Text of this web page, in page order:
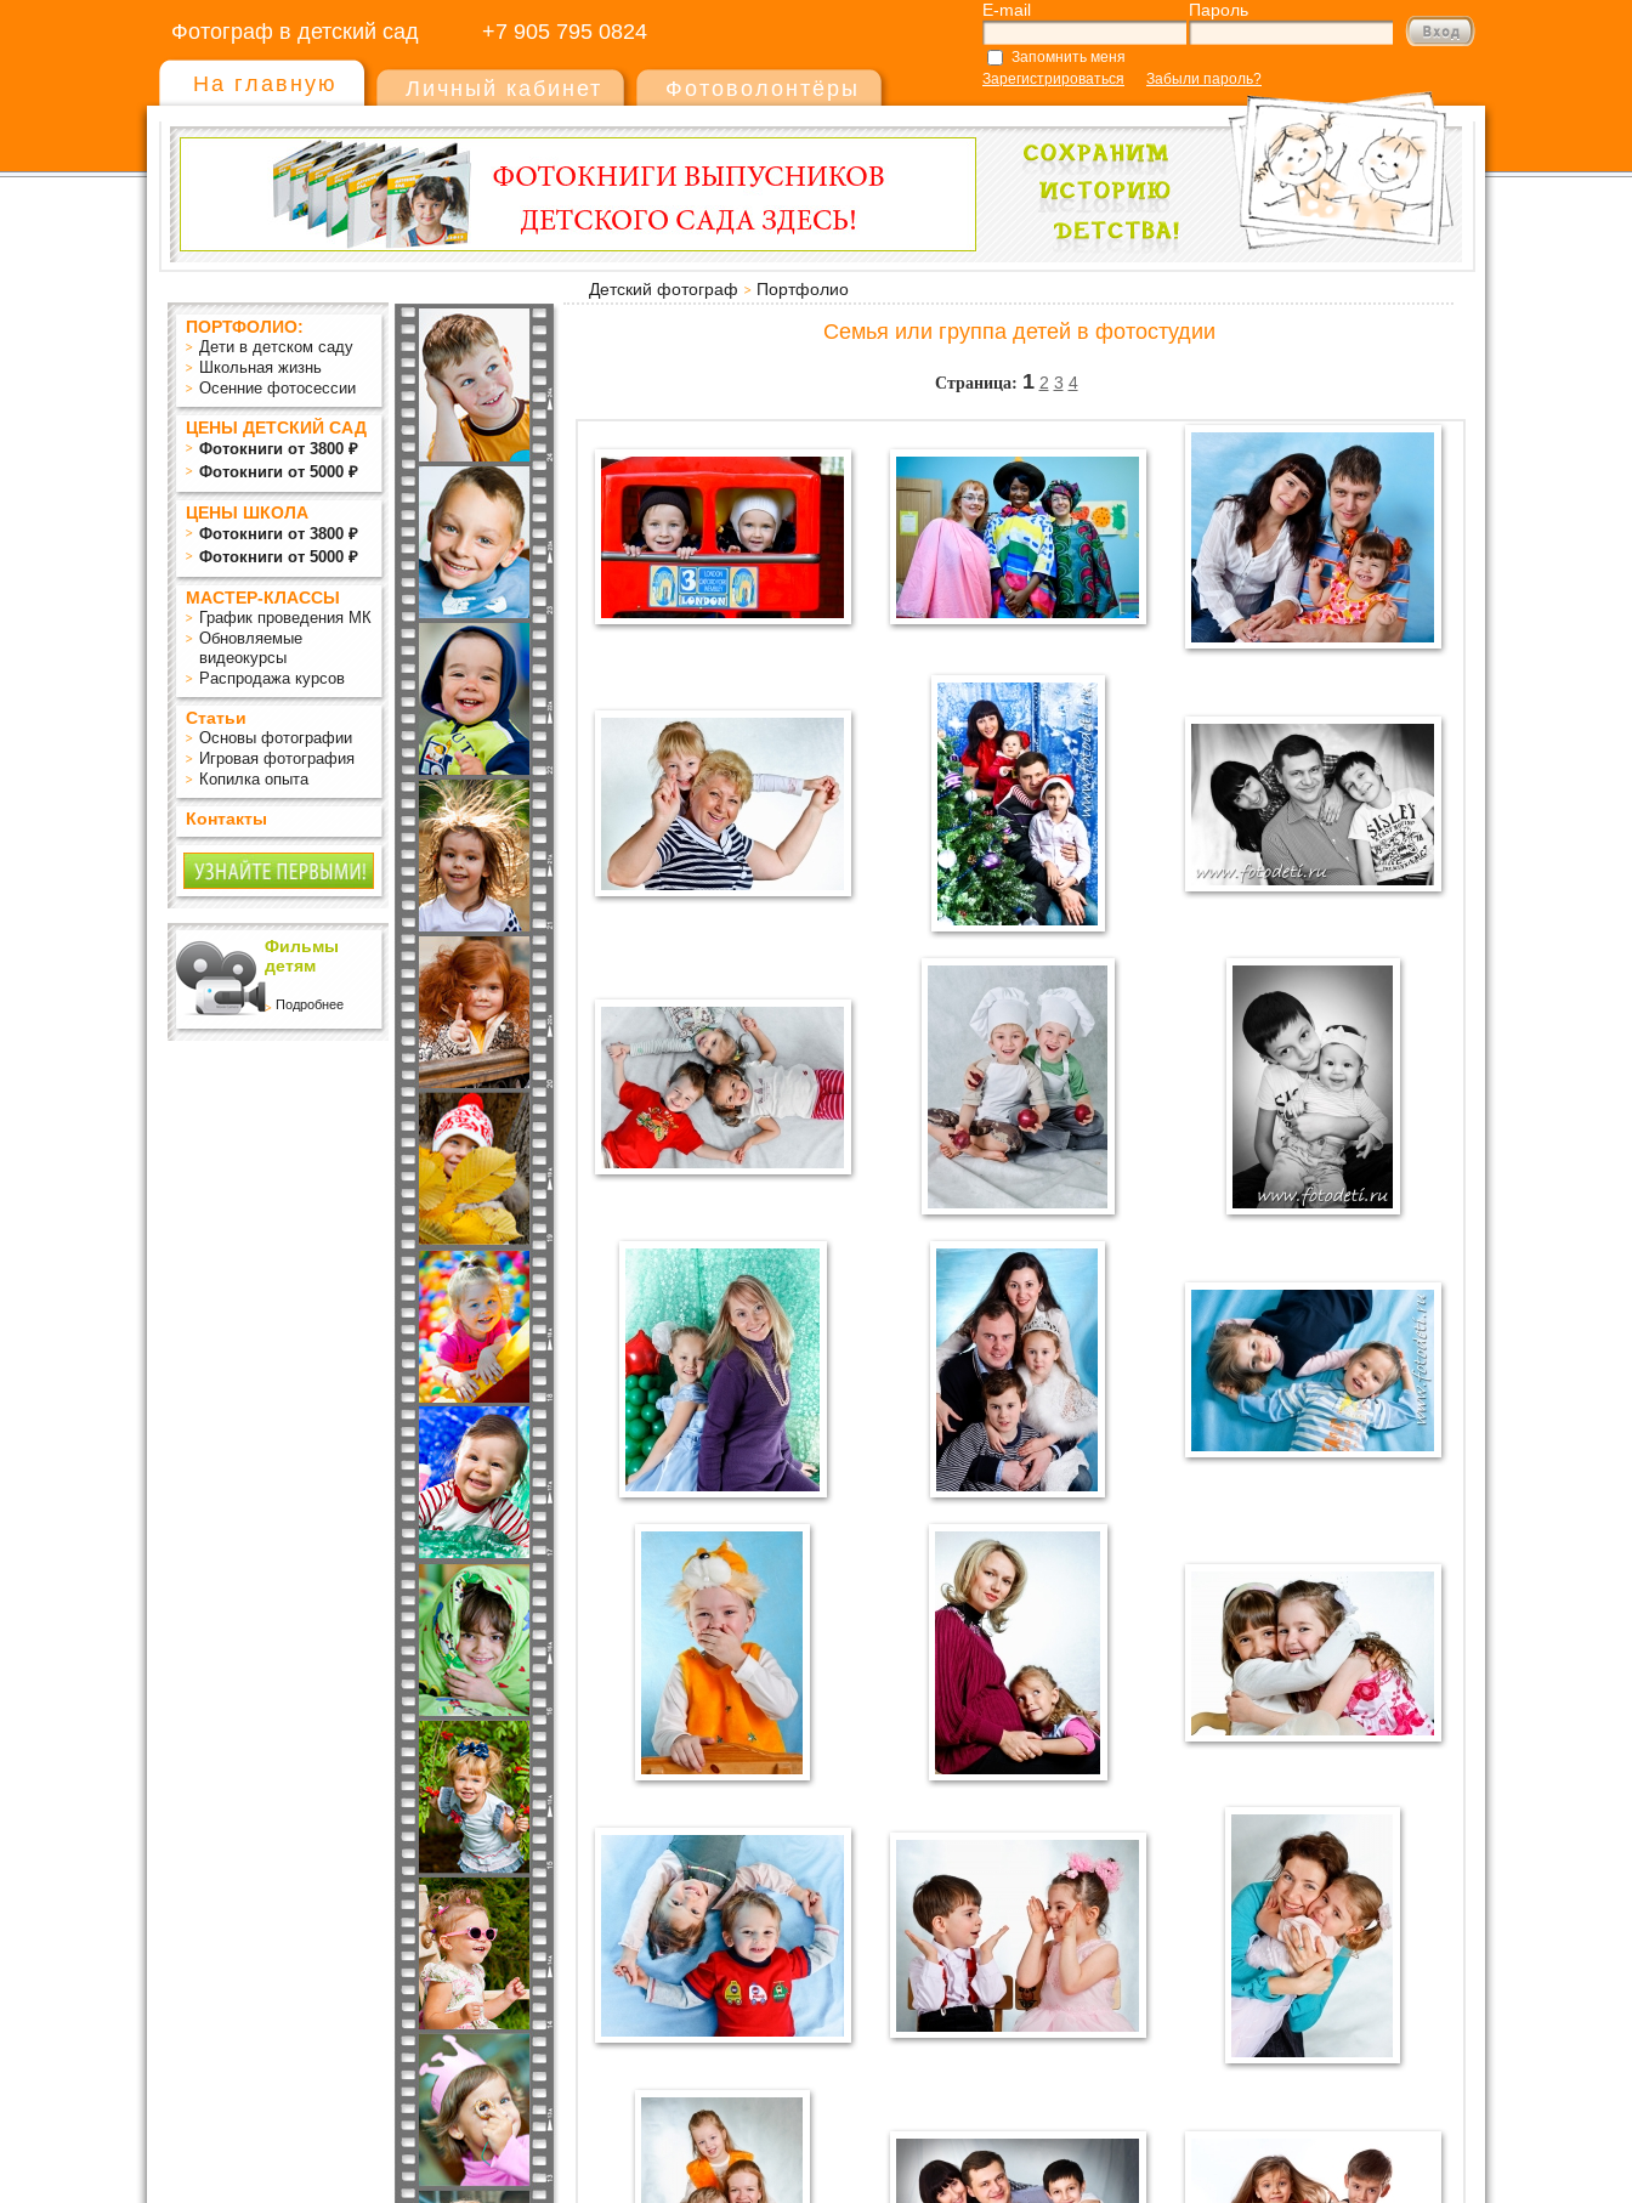
Фотограф в детский сад +7 905 795 0824
E-mail Пароль
Запомнить меня
Зарегистрироваться
Забыли пароль?
На главную Личный кабинет Фотоволонтёры
Детский фотограф
Портфолио
ПОРТФОЛИО:
Дети в детском саду
Школьная жизнь
Осенние фотосессии
ЦЕНЫ ДЕТСКИЙ САД
Фотокниги от 3800 ₽
Фотокниги от 5000 ₽
ЦЕНЫ ШКОЛА
Фотокниги от 3800 ₽
Фотокниги от 5000 ₽
МАСТЕР-КЛАССЫ
График проведения МК
Обновляемые
видеокурсы
Распродажа курсов
Статьи
Основы фотографии
Игровая фотография
Копилка опыта
Контакты
Фильмы
детям
Подробнее
Семья или группа детей в фотостудии
Страница: 1 2 3 4